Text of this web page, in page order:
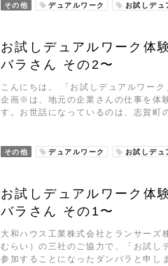
その他 デュアルワーク お試しデュ
お試しデュアルワーク体
バラさん その2〜
こんにちは。 「お試しデュアルワー
企画※は、地元の企業さんの仕事を体
す。お世話になっているのは、志賀
その他 デュアルワーク お試しデュ
お試しデュアルワーク体
バラさん その1〜
大和ハウス工業株式会社とランサーズ
むらい）の三社のご協力で、「お試し
参加することになったダンバラと申